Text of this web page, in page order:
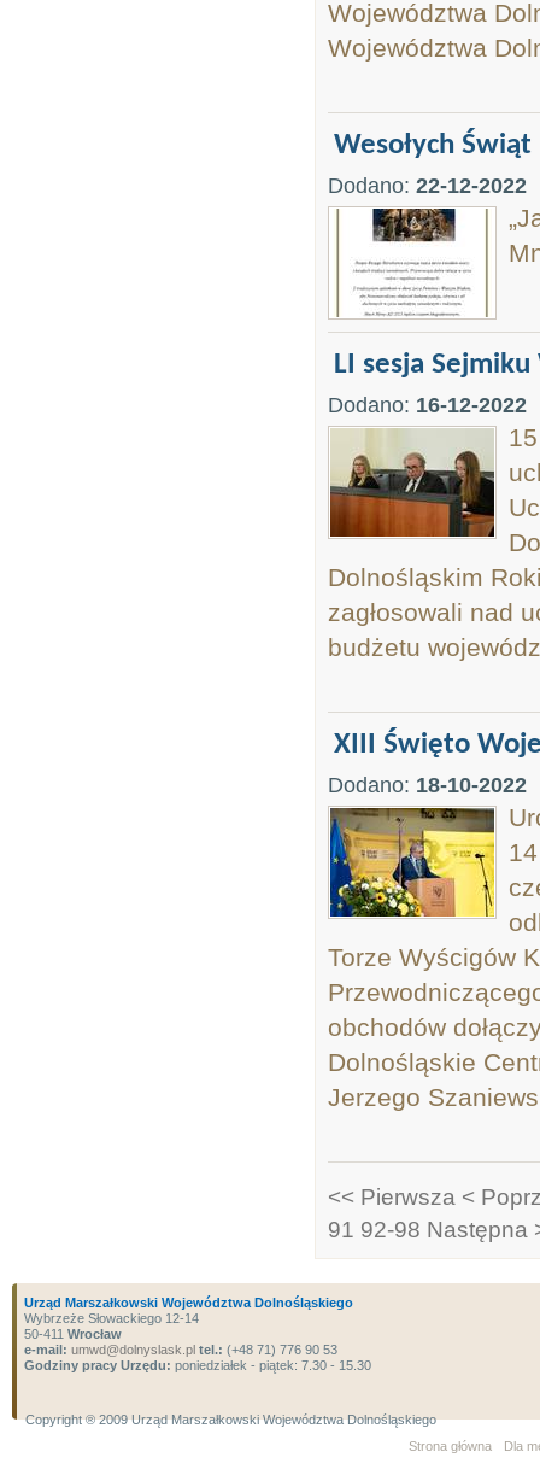
Województwa
Województwa
Wesołych Świąt
Dodano: 22-12-2022
LI sesja
Dodano: 16-12-2022
Dolnośląskim
zagłosowali nad
budżetu
XIII Święto
Dodano: 18-10-2022
Torze Wyścigów
obchodów
Dolnośląskie
Jerzego
<< Pierwsza <
91 92-98 Następna
Urząd Marszałkowski Województwa Dolnośląskiego
Wybrzeże Słowackiego 12-14
50-411 Wrocław
e-mail: umwd@dolnyslask.pl tel.: (+48 71) 776 90 53
Godziny pracy Urzędu: poniedziałek - piątek: 7.30 - 15.30
Copyright ® 2009 Urząd Marszałkowski Województwa Dolnośląskiego
Strona główna
Dla